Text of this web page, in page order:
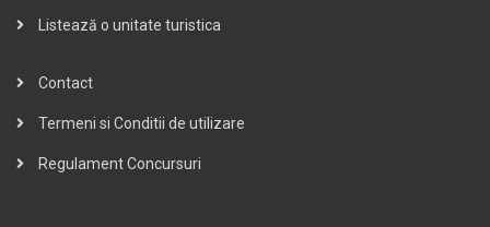
Listează o unitate turistica
Contact
Termeni si Conditii de utilizare
Regulament Concursuri